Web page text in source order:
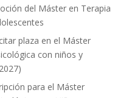
del Máster en Terapia
plaza en el Máster
con niños y
para el Máster